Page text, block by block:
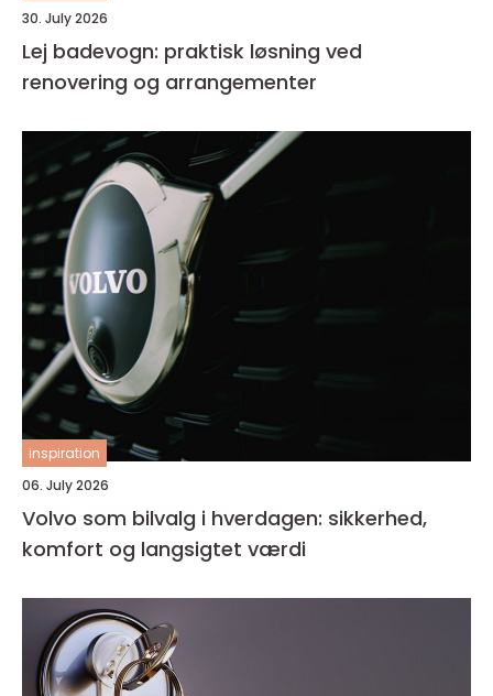
30. July 2026
Lej badevogn: praktisk løsning ved
renovering og arrangementer
inspiration
06. July 2026
Volvo som bilvalg i hverdagen: sikkerhed,
komfort og langsigtet værdi